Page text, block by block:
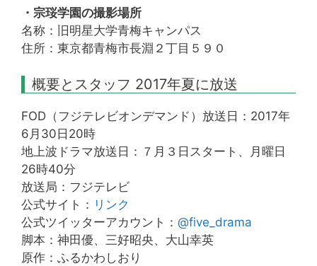
・宗珱学園の撮影場所
名称：旧明星大学青梅キャンパス
住所：東京都青梅市長淵２丁目５９０
概要とスタッフ 2017年夏に放送
FOD（フジテレビオンデマンド）放送日：2017年
6月30日20時
地上波ドラマ放送日：７月３日スタート、月曜日
26時40分
放送局：フジテレビ
公式サイト： リンク
公式ツイッターアカウント： @five_drama
脚本：神田優、三好昭央、大山幸英
原作：ふるかわしおり